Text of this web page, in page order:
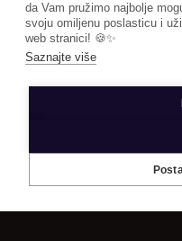
autorsko pravo ©
Opći uvjeti
da Vam pružimo najbolje
svoju omiljenu poslasticu i
web stranici! 🍪✨
Saznajte više